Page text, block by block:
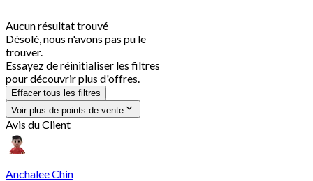
Aucun résultat trouvé
Désolé, nous n'avons pas pu le
trouver.
Essayez de réinitialiser les filtres
pour découvrir plus d'offres.
Effacer tous les filtres
Voir plus de points de vente
Avis du Client
Anchalee Chin